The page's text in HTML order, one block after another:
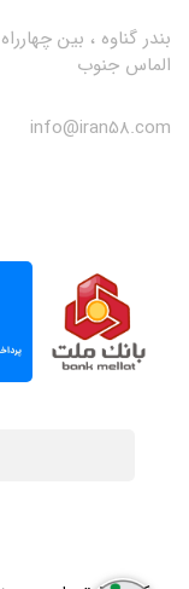
الماس جنوب
info@iran58.com